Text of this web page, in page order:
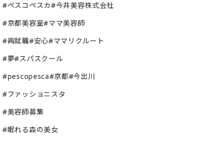
#ペスコペスカ#今井美容株式会社
#京都美容室#ママ美容師
#再就職#安心#ママリクルート
#夢#スパスクール
#pescopesca#京都#今出川
#ファッショニスタ
#美容師募集
#眠れる森の美女